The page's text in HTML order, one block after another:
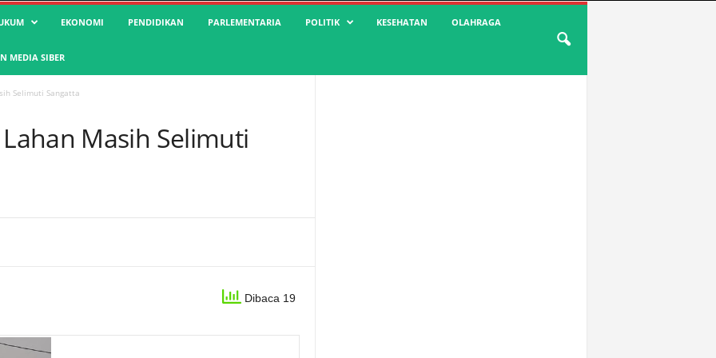
EKONOMI PENDIDIKAN PARLEMENTARIA POLITIK KESEHATAN OLAHRAGA
MEDIA SIBER
Selimuti Sangatta
Masih Selimuti
Dibaca 19